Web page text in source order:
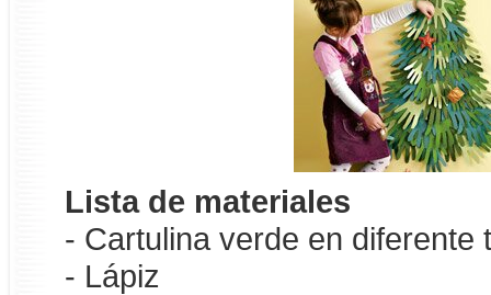
Lista de materiales
- Cartulina verde en diferente
- Lápiz